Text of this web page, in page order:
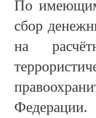
По
сбор
на
Федерации.